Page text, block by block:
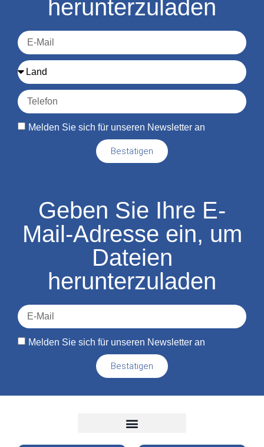
herunterzuladen
Melden Sie sich für unseren Newsletter an
Bestätigen
Geben Sie Ihre E-
Mail-Adresse ein, um
Dateien
herunterzuladen
Melden Sie sich für unseren Newsletter an
Bestätigen